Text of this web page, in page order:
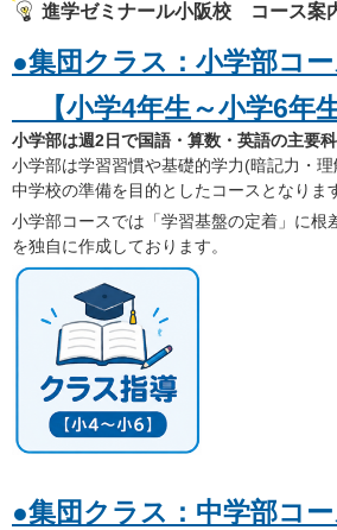
進学ゼミナール小阪校 コース案
●集団クラス：小学部コ
【小学4年生～小学6年生
小学部は週2日で国語・算数・英語の主要
小学部は学習習慣や基礎的学力(暗記力・
中学校の準備を目的としたコースとなりま
小学部コースでは「学習基盤の定着」に根
を独自に作成しております。
●集団クラス：中学部コ